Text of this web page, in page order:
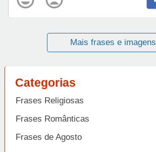
Mais frases e imagens
Categorias
Frases Religiosas
Frases Românticas
Frases de Agosto